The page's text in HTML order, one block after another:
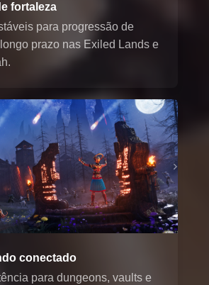
fortaleza
para progressão de
prazo nas Exiled Lands e
conectado
para dungeons, vaults e